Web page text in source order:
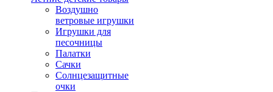
Воздушно
ветровые игрушки
Игрушки для
песочницы
Палатки
Сачки
Солнцезащитные
очки